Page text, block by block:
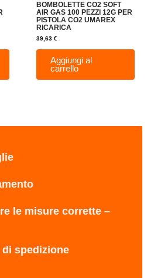
BOMBOLETTE CO2 SOFT
AIR GAS 100 PEZZI 12G PER
PISTOLA CO2 UMAREX
RICARICA
39,63€
Aggiungi al
carrello
le misure corrette –
spedizione